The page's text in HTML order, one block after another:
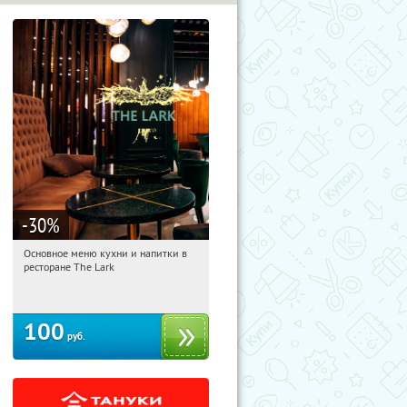
-30%
13:29:48 Купили:
Основное меню кухни и напитки в
ресторане The Lark
100 руб.